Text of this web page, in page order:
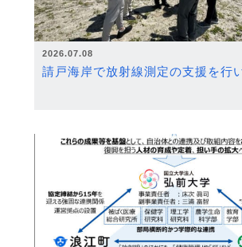
2026.07.08
請戸海岸で放射線測定の支援を行